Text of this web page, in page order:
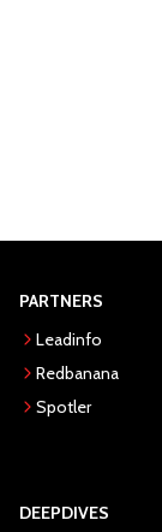
PARTNERS
Leadinfo
Redbanana
Spotler
DEEPDIVES